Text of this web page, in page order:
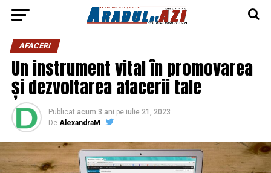
AFACERI
Un instrument vital în promovarea
și dezvoltarea afacerii tale
Publicat acum 3 ani pe iulie 21, 2023
De AlexandraM